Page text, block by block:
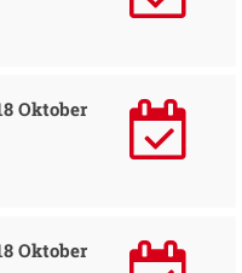
Oktober
Oktober